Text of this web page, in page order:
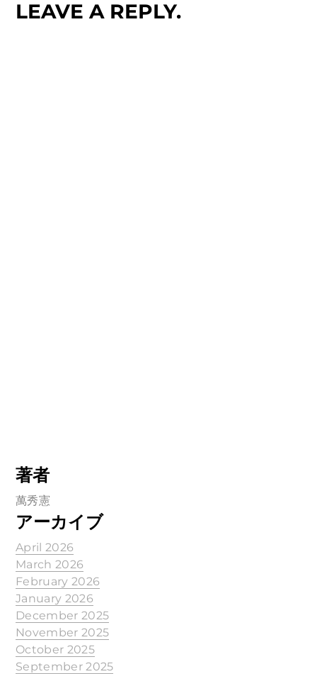
LEAVE A REPLY.
著者
萬秀憲
アーカイブ
April 2026
March 2026
February 2026
January 2026
December 2025
November 2025
October 2025
September 2025